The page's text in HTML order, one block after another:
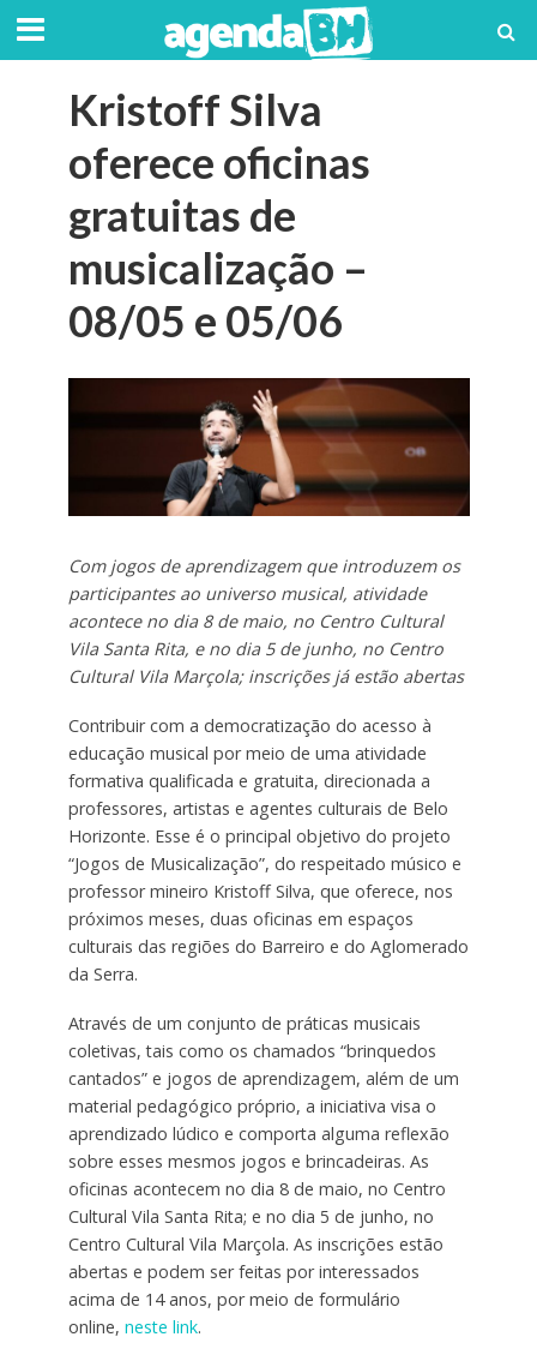
Kristoff Silva
oferece oficinas
gratuitas de
musicalização –
08/05 e 05/06
Com jogos de aprendizagem que introduzem os
participantes ao universo musical, atividade
acontece no dia 8 de maio, no Centro Cultural
Vila Santa Rita, e no dia 5 de junho, no Centro
Cultural Vila Marçola; inscrições já estão abertas
Contribuir com a democratização do acesso à
educação musical por meio de uma atividade
formativa qualificada e gratuita, direcionada a
professores, artistas e agentes culturais de Belo
Horizonte. Esse é o principal objetivo do projeto
“Jogos de Musicalização”, do respeitado músico e
professor mineiro Kristoff Silva, que oferece, nos
próximos meses, duas oficinas em espaços
culturais das regiões do Barreiro e do Aglomerado
da Serra.
Através de um conjunto de práticas musicais
coletivas, tais como os chamados “brinquedos
cantados” e jogos de aprendizagem, além de um
material pedagógico próprio, a iniciativa visa o
aprendizado lúdico e comporta alguma reflexão
sobre esses mesmos jogos e brincadeiras. As
oficinas acontecem no dia 8 de maio, no Centro
Cultural Vila Santa Rita; e no dia 5 de junho, no
Centro Cultural Vila Marçola. As inscrições estão
abertas e podem ser feitas por interessados
acima de 14 anos, por meio de formulário
online, neste link.